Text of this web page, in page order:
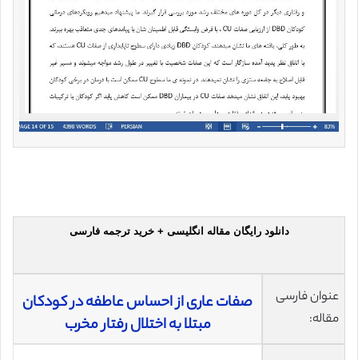
دانلود رایگان مقاله انگلیسی + خرید ترجمه فارسی
عنوان فارسی
مقاله:
صفات عاری از احساس عاطفه در کودکان
مبتلا به اختلال رفتار مخرب